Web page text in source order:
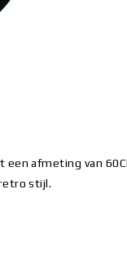
afmeting van
stijl.